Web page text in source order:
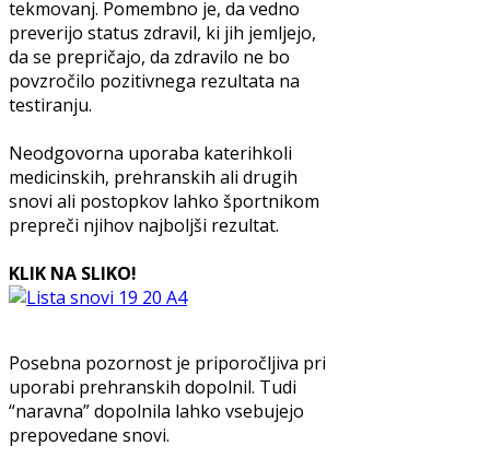
tekmovanj. Pomembno je, da vedno
preverijo status zdravil, ki jih jemljejo,
da se prepričajo, da zdravilo ne bo
povzročilo pozitivnega rezultata na
testiranju.
Neodgovorna uporaba katerihkoli
medicinskih, prehranskih ali drugih
snovi ali postopkov lahko športnikom
prepreči njihov najboljši rezultat.
KLIK NA SLIKO!
Posebna pozornost je priporočljiva pri
uporabi prehranskih dopolnil. Tudi
“naravna” dopolnila lahko vsebujejo
prepovedane snovi.